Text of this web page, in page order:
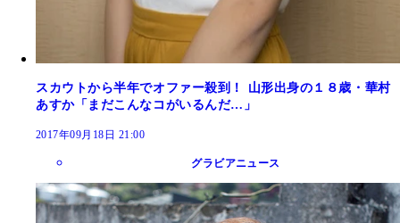
スカウトから半年でオファー殺到！ 山形出身の１８歳・華村
あすか「まだこんなコがいるんだ…」
2017年09月18日 21:00
グラビアニュース